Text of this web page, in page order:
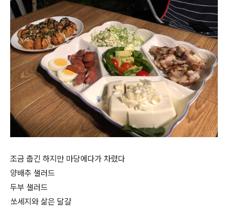
조금 춥긴 하지만 마당에다가 차렸다
양배추 샐러드
두부 샐러드
쏘세지와 삶은 달걀